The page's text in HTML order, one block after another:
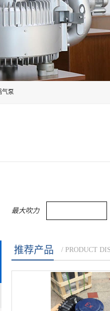
气泵
最大吹力
推荐产品 / PRODUCT